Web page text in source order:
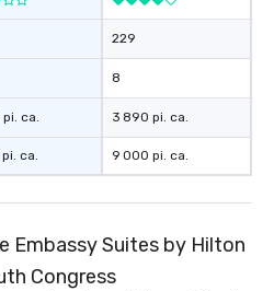
ca.
ca.
229
8
3 890 pi. ca.
9 000 pi. ca.
Embassy Suites by Hilton
Congress